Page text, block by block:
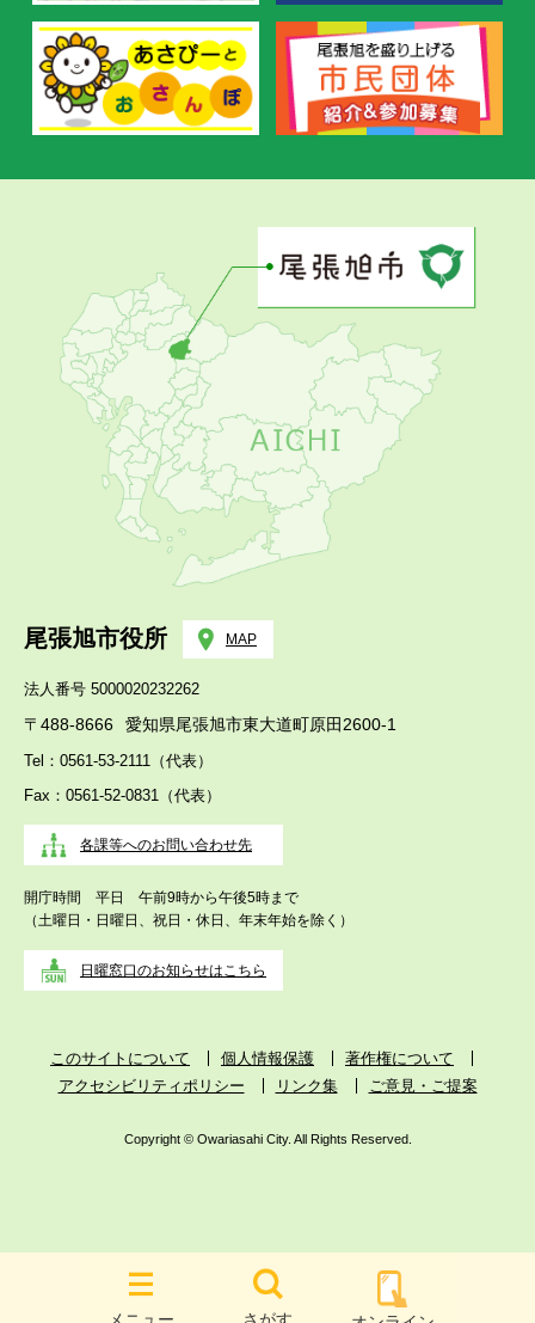
尾張旭市役所 MAP
法人番号 5000020232262
〒488-8666 愛知県尾張旭市東大道町原田2600-1
Tel：0561-53-2111（代表）
Fax：0561-52-0831（代表）
各課等へのお問い合わせ先
開庁時間 平日 午前9時から午後5時まで
（土曜日・日曜日、祝日・休日、年末年始を除く）
日曜窓口のお知らせはこちら
このサイトについて 個人情報保護
著作権について
アクセシビリティポリシー
リンク集 ご意見・ご提案
Copyright © Owariasahi City. All Rights Reserved.